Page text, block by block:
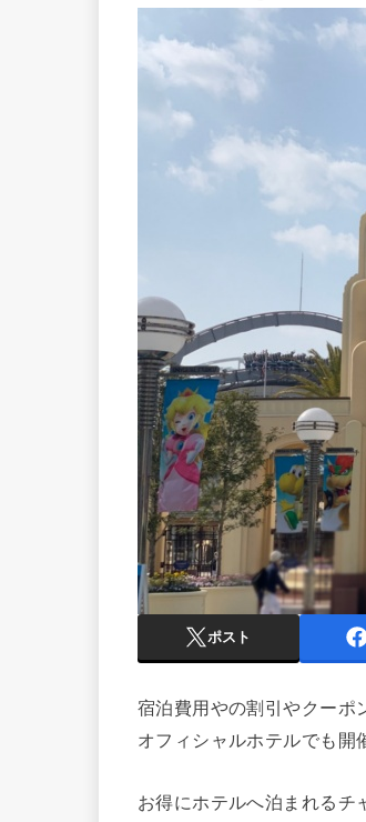
ポスト
宿泊費用やの割引やクーポ
オフィシャルホテルでも開
お得にホテルへ泊まれるチ